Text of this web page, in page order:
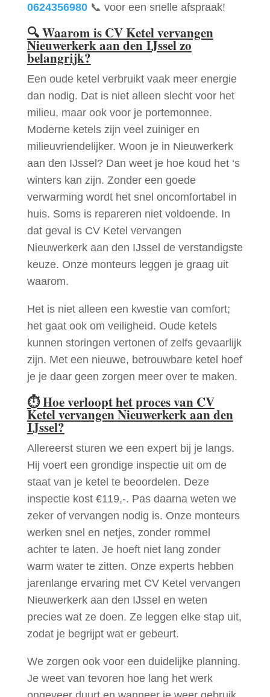
0624356980📞 voor een snelle afspraak!
🔍Waarom is CV Ketel vervangen
Nieuwerkerk aan den IJssel zo
belangrijk?
Een oude ketel verbruikt vaak meer energie
dan nodig. Dat is niet alleen slecht voor het
milieu, maar ook voor je portemonnee.
Moderne ketels zijn veel zuiniger en
milieuvriendelijker. Woon je in Nieuwerkerk
aan den IJssel? Dan weet je hoe koud het ‘s
winters kan zijn. Zonder een goede
verwarming wordt het snel oncomfortabel in
huis. Soms is repareren niet voldoende. In
dat geval is CV Ketel vervangen
Nieuwerkerk aan den IJssel de verstandigste
keuze. Onze monteurs leggen je graag uit
waarom.
Het is niet alleen een kwestie van comfort;
het gaat ook om veiligheid. Oude ketels
kunnen storingen vertonen of zelfs gevaarlijk
zijn. Met een nieuwe, betrouwbare ketel hoef
je je daar geen zorgen meer over te maken.
⏱Hoe verloopt het proces van CV
Ketel vervangen Nieuwerkerk aan den
IJssel?
Allereerst sturen we een expert bij je langs.
Hij voert een grondige inspectie uit om de
staat van je ketel te beoordelen. Deze
inspectie kost €119,-. Pas daarna weten we
zeker of vervangen nodig is. Onze monteurs
werken snel en netjes, zonder rommel
achter te laten. Je hoeft niet lang zonder
warm water te zitten. Onze experts hebben
jarenlange ervaring met CV Ketel vervangen
Nieuwerkerk aan den IJssel en weten
precies wat ze doen. Ze leggen elke stap uit,
zodat je begrijpt wat er gebeurt.
We zorgen ook voor een duidelijke planning.
Je weet van tevoren hoe lang het werk